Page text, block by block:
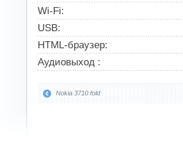
Wi-Fi:
USB:
HTML-браузер:
Аудиовыход :
Nokia 3710 fold